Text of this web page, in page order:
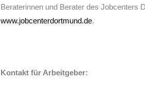
Beraterinnen und Berater des Jobcenters
www.jobcenterdortmund.de.
Kontakt für Arbeitgeber: